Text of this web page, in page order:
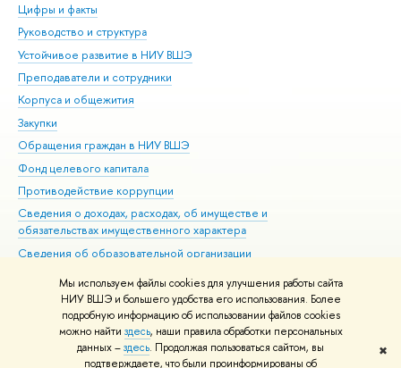
Мы используем файлы cookies для улучшения работы сайта
НИУ ВШЭ и большего удобства его использования. Более
подробную информацию об использовании файлов cookies
можно найти здесь, наши правила обработки персональных
данных –здесь. Продолжая пользоваться сайтом, вы
подтверждаете, что были проинформированы об
✖
Цифры и факты
Руководство и структура
Устойчивое развитие в НИУ ВШЭ
Преподаватели и сотрудники
Корпуса и общежития
Закупки
Обращения граждан в НИУ ВШЭ
Фонд целевого капитала
Противодействие коррупции
Сведения о доходах, расходах, об имуществе и
обязательствах имущественного характера
Сведения об образовательной организации
Людям с ограниченными возможностями здоровья
Единая платежная страница
Работа в Вышке